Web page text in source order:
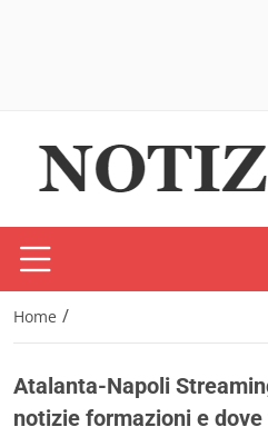
Home /
Atalanta-Napoli
notizie formazioni e dove